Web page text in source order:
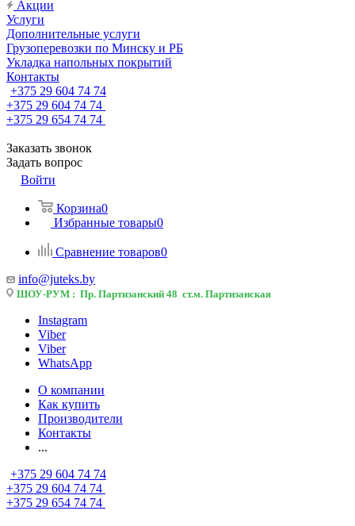
Акции
Услуги
Дополнительные услуги
Грузоперевозки по Минску и РБ
Укладка напольных покрытий
Контакты
+375 29 604 74 74
+375 29 604 74 74
+375 29 654 74 74
Заказать звонок
Задать вопрос
Войти
Корзина0
Избранные товары0
Сравнение товаров0
info@juteks.by
ШОУ-РУМ : Пр. Партизанский 48 ст.м. Партизанская
Instagram
Viber
Viber
WhatsApp
О компании
Как купить
Производители
Контакты
...
+375 29 604 74 74
+375 29 604 74 74
+375 29 654 74 74